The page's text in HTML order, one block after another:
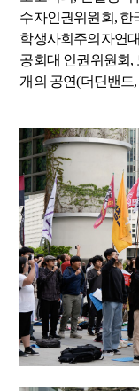
수자인권위원회 , 한
학생사회주의자연대
공회대 인권위원회 ,
개의 공연(더딘밴드